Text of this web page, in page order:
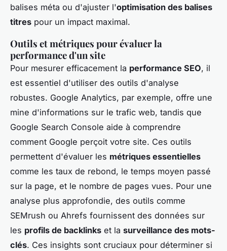
balises méta ou d'ajuster l'optimisation des balises
titres pour un impact maximal.
Outils et métriques pour évaluer la
performance d'un site
Pour mesurer efficacement la performance SEO, il
est essentiel d'utiliser des outils d'analyse
robustes. Google Analytics, par exemple, offre une
mine d'informations sur le trafic web, tandis que
Google Search Console aide à comprendre
comment Google perçoit votre site. Ces outils
permettent d'évaluer les métriques essentielles
comme les taux de rebond, le temps moyen passé
sur la page, et le nombre de pages vues. Pour une
analyse plus approfondie, des outils comme
SEMrush ou Ahrefs fournissent des données sur
les profils de backlinks et la surveillance des mots-
clés. Ces insights sont cruciaux pour déterminer si